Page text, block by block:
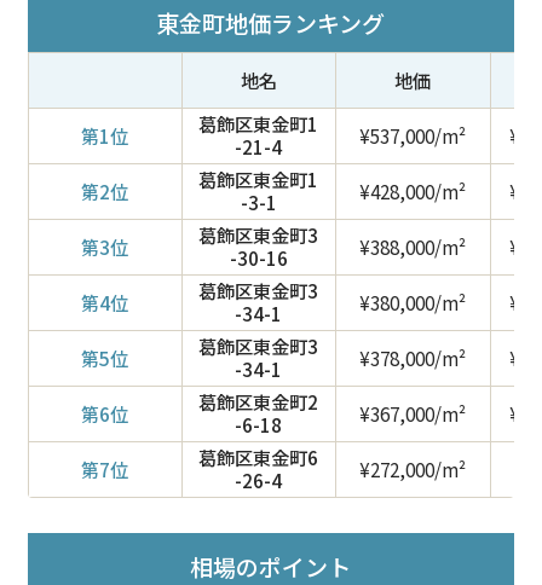
東金町地価ランキング
地名 地価
第1位
葛飾区東金町1
-21-4
¥537,000/m²
第2位
葛飾区東金町1
-3-1
¥428,000/m²
第3位
葛飾区東金町3
-30-16
¥388,000/m²
第4位
葛飾区東金町3
-34-1
¥380,000/m²
第5位
葛飾区東金町3
-34-1
¥378,000/m²
第6位
葛飾区東金町2
-6-18
¥367,000/m²
第7位
葛飾区東金町6
-26-4
¥272,000/m²
相場のポイント